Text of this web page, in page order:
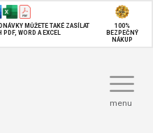
MŮŽETE TAKÉ ZASÍLAT
PDF, WORD A EXCEL
100%
BEZPEČNÝ
NÁKUP
menu